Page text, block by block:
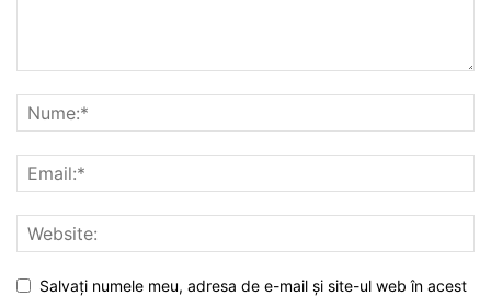
Salvați numele meu, adresa de e-mail și site-ul web în acest